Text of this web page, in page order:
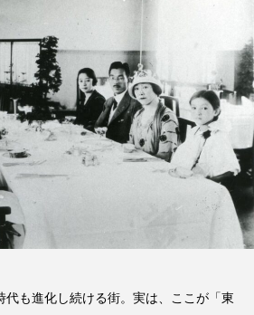
った！
商品券を当てよう！ばんぶらク
スワードパズル
代も進化し続ける街。実は、ここが「東